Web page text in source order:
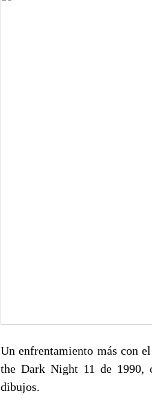
Un enfrentamiento más con
the Dark Night 11 de 1990,
dibujos.